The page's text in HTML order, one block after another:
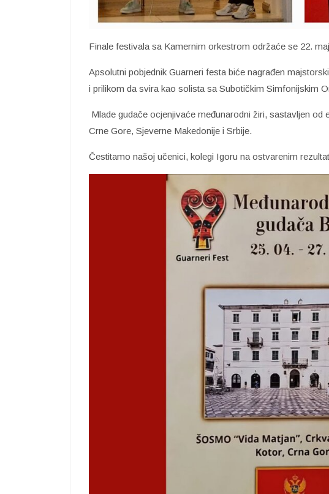
Finale festivala sa Kamernim orkestrom održaće se 22.
Apsolutni pobjednik Guarneri festa biće nagrađen
i prilikom da svira kao solista sa Subotičkim Simfonijskim
Mlade gudače ocjenjivaće međunarodni žiri, sastavljen od
Crne Gore, Sjeverne Makedonije i Srbije.
Čestitamo našoj učenici, kolegi Igoru na ostvarenim